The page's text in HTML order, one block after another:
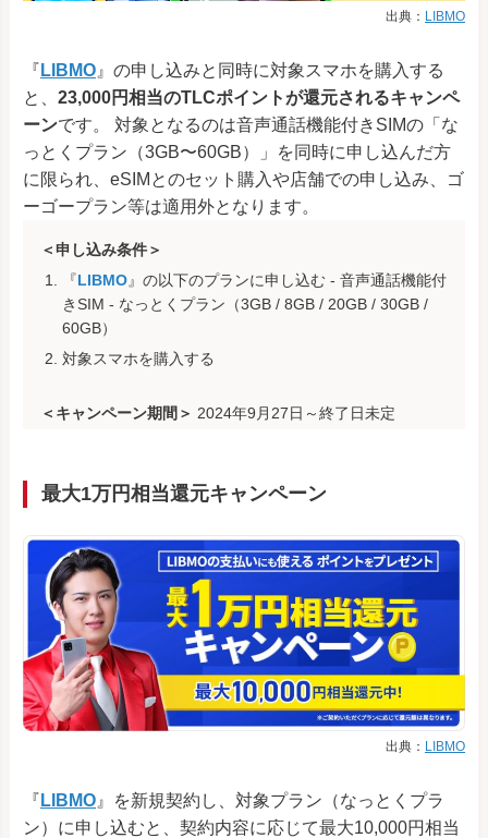
出典： LIBMO
『 LIBMO 』の申し込みと同時に対象スマホを購入する
と、 23,000円相当のTLCポイントが還元されるキャンペ
ーンです。 対象となるのは音声通話機能付きSIMの「な
っとくプラン（3GB〜60GB）」を同時に申し込んだ方
に限られ、eSIMとのセット購入や店舗での申し込み、ゴ
ーゴープラン等は適用外となります。
＜申し込み条件＞
『LIBMO』の以下のプランに申し込む - 音声通話機能付
きSIM - なっとくプラン（3GB / 8GB / 20GB / 30GB /
60GB）
対象スマホを購入する
＜キャンペーン期間＞ 2024年9月27日～終了日未定
最大1万円相当還元キャンペーン
出典： LIBMO
『 LIBMO 』を新規契約し、対象プラン（なっとくプラ
ン）に申し込むと、契約内容に応じて最大10,000円相当